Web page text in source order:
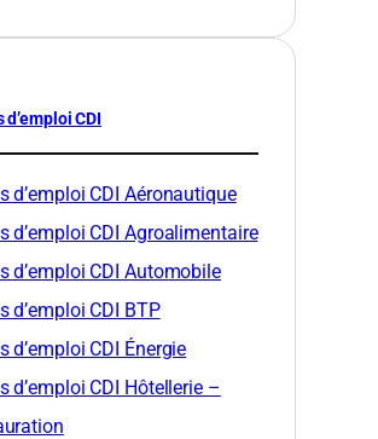
d’emploi CDI
d’emploi CDI Aéronautique
d’emploi CDI Agroalimentaire
d’emploi CDI Automobile
d’emploi CDI BTP
d’emploi CDI Énergie
d’emploi CDI Hôtellerie –